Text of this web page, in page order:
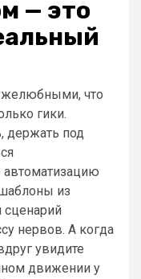
— это
что
гики.
держать под
автоматизацию
из
сценарий
нервов. А когда
увидите
движении у